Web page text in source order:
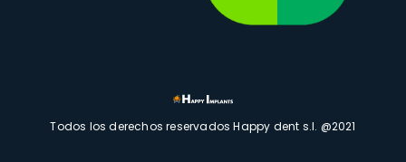
Todos los derechos reservados Happy dent s.l. @2021